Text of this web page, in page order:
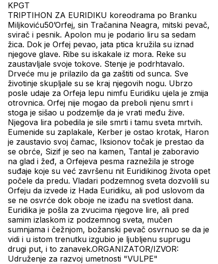
KPGT
TRIPTIHON ZA EURIDIKU koreodrama po Branku
Miljkoviću50’Orfej, sin Tračanina Neagra, mitski pevač,
svirač i pesnik. Apolon mu je podario liru sa sedam
žica. Dok je Orfej pevao, jata ptica kružila su iznad
njegove glave. Ribe su iskakale iz mora. Reke su
zaustavljale svoje tokove. Stenje je podrhtavalo.
Drveće mu je prilazilo da ga zaštiti od sunca. Sve
životinje skupljale su se kraj njegovih nogu. Ubrzo
posle udaje za Orfeja lepu nimfu Euridiku ujela je zmija
otrovnica. Orfej nije mogao da preboli njenu smrt i
stoga je sišao u podzemlje da je vrati među žive.
Njegova lira pobedila je sile smrti i tamu sveta mrtvih.
Eumenide su zaplakale, Kerber je ostao krotak, Haron
je zaustavio svoj čamac, Iksionov točak je prestao da
se obrće, Sizif je seo na kamen, Tantal je zaboravio
na glad i žeđ, a Orfejeva pesma raznežila je stroge
suđaje koje su već završenu nit Euridikinog života opet
počele da predu. Vladari podzemnog sveta dozvolili su
Orfeju da izvede iz Hada Euridiku, ali pod uslovom da
se ne osvrće dok oboje ne izađu na svetlost dana.
Euridika je pošla za zvucima njegove lire, ali pred
samim izlaskom iz podzemnog sveta, mučen
sumnjama i čežnjom, božanski pevač osvrnuo se da je
vidi i u istom trenutku izgubio je ljubljenu suprugu
drugi put, i to zanavek.ORGANIZATOR/IZVOR:
Udruženje za razvoj umetnosti "VULPE"